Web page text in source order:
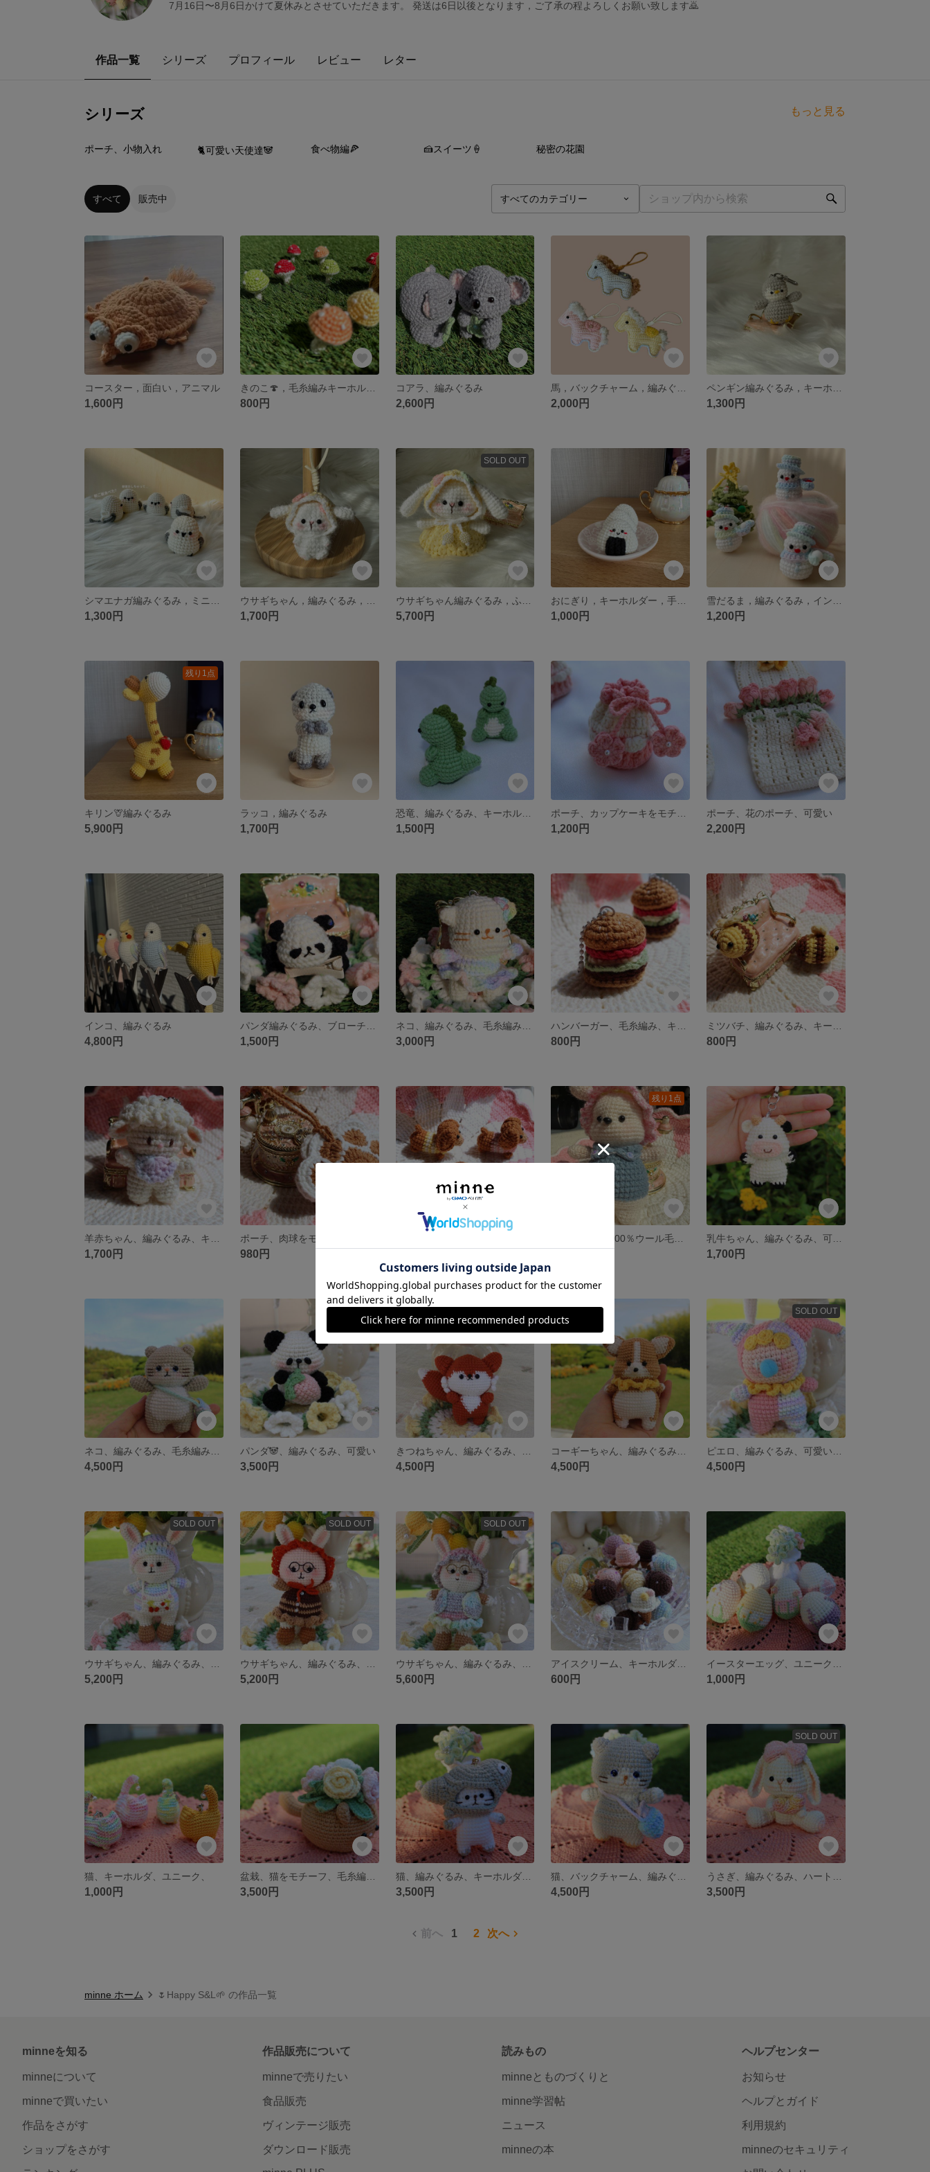
7月16日〜8月6日かけて夏休みとさせていただきます。 発送は6日以後となります，ご了承の程よろしくお願い致します🙇
作品一覧 シリーズ プロフィール レビュー レター
シリーズ もっと見る
ポーチ、小物入れ 🐈可愛い天使達🐼 食べ物編🍕 🍰スイーツ🍦 秘密の花園
すべて 販売中
コースター，面白い，アニマル
1,600円
きのこ🍄，毛糸編みキーホルダー
800円
コアラ、編みぐるみ
2,600円 2,000円 1,300円
1,300円 1,700円
SOLD OUT
5,700円 1,000円 1,200円
残り1点
キリン🦒編みぐるみ
5,900円
ラッコ，編みぐるみ
1,700円
恐竜、編みぐるみ、キーホルダー、バッグチャーム
1,500円 1,200円
ポーチ、花のポーチ、可愛い
2,200円
インコ、編みぐるみ
4,800円 1,500円 3,000円 800円 800円
1,700円 980円
残り1点
1,700円
4,500円
パンダ🐼、編みぐるみ、可愛い
3,500円 4,500円 4,500円
SOLD OUT
4,500円
SOLD OUT
5,200円
SOLD OUT
5,200円
SOLD OUT
5,600円 600円 1,000円
猫、キーホルダ、ユニーク、
1,000円 3,500円
猫、編みぐるみ、キーホルダ、ユニーク
3,500円 4,500円
SOLD OUT
3,500円
前へ 1 2 次へ
minne ホーム 🌷Happy S&L🌱 の作品一覧
minneを知る
minneについて
minneで買いたい
作品をさがす
ショップをさがす
作品販売について
minneで売りたい
食品販売
ヴィンテージ販売
ダウンロード販売
読みもの
minneとものづくりと
minne学習帖
ニュース
minneの本
ヘルプセンター
お知らせ
ヘルプとガイド
利用規約
minneのセキュリティ